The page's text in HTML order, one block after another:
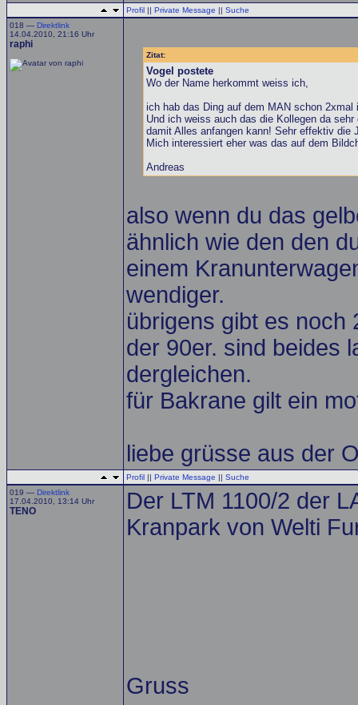
Profil || Private Message || Suche
018 — Direktlink
14.04.2010, 21:16 Uhr
raphi
Zitat:
Vogel postete
Wo der Name herkommt weiss ich,
ich hab das Ding auf dem MAN schon 2xmal
Und ich weiss auch das die Kollegen da
damit Alles anfangen kann! Sehr effektiv die
Mich interessiert eher was das auf dem
Andreas
also wenn du das
ähnlich wie den den
einem
wendiger.
übrigens gibt es noch
der 90er. sind beides
dergleichen.
für Bakrane gilt ein
liebe grüsse aus der
Profil || Private Message || Suche
019 — Direktlink
17.04.2010, 13:14 Uhr
TENO
Der LTM 1100/2 der
Kranpark von Welti
Gruss